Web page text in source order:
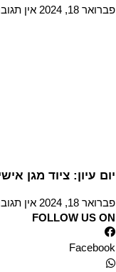
פברואר 18, 2024 אין
יום עיון: ציוד מגן
פברואר 18, 2024
אין
FOLLOW US ON
Facebook